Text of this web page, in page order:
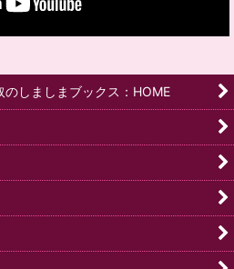
しましまブックス：HOME